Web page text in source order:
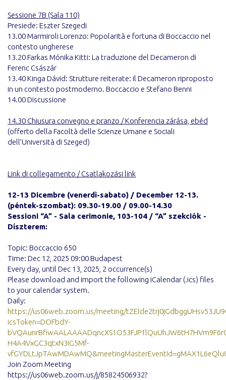
Sessione 7B (Sala 110)
Presiede: Eszter Szegedi
13.00 Marmiroli Lorenzo: Popolarità e fortuna di Boccaccio nel
contesto ungherese
13.20 Farkas Mónika Kitti: La traduzione del Decameron di
Ferenc Császár
13.40 Kinga Dávid: Strutture reiterate: il Decameron riproposto
in un contesto postmoderno. Boccaccio e Stefano Benni
14.00 Discussione
14.30 Chiusura convegno e pranzo / Konferencia zárása, ebéd
(offerto della Facoltà delle Scienze Umane e Sociali
dell’Università di Szeged)
Link di collegamento / Csatlakozási link
12-13 Dicembre (venerdì-sabato) / December 12-13.
(péntek-szombat): 09.30-19.00 / 09.00-14.30
Sessioni “A” - Sala cerimonie, 103-104 / “A” szekciók -
Díszterem:
Topic: Boccaccio 650
Time: Dec 12, 2025 09:00 Budapest
Every day, until Dec 13, 2025, 2 occurrence(s)
Please download and import the following iCalendar (.ics) files
to your calendar system.
Daily:
https://us06web.zoom.us/meeting/
icsToken=DOFbdY-
H4A4VxGC3qtxN3iG5Mf-
Join Zoom Meeting
https://us06web.zoom.us/j/85824506932?